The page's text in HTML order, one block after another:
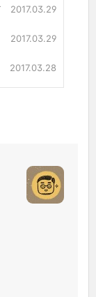
2017.03.29
2017.03.29
2017.03.28